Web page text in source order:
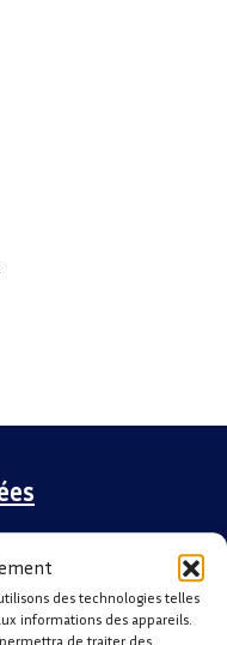
des technologies telles
informations des appareils.
de traiter des
Var
Point